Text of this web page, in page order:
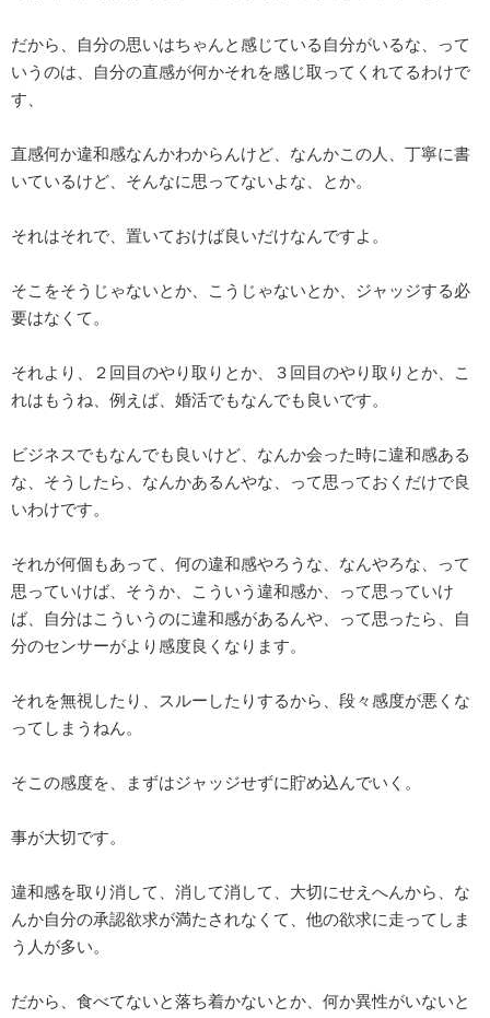
だから、自分の思いはちゃんと感じている自分がいるな、って
いうのは、自分の直感が何かそれを感じ取ってくれてるわけで
す、
直感何か違和感なんかわからんけど、なんかこの人、丁寧に書
いているけど、そんなに思ってないよな、とか。
それはそれで、置いておけば良いだけなんですよ。
そこをそうじゃないとか、こうじゃないとか、ジャッジする必
要はなくて。
それより、２回目のやり取りとか、３回目のやり取りとか、こ
れはもうね、例えば、婚活でもなんでも良いです。
ビジネスでもなんでも良いけど、なんか会った時に違和感ある
な、そうしたら、なんかあるんやな、って思っておくだけで良
いわけです。
それが何個もあって、何の違和感やろうな、なんやろな、って
思っていけば、そうか、こういう違和感か、って思っていけ
ば、自分はこういうのに違和感があるんや、って思ったら、自
分のセンサーがより感度良くなります。
それを無視したり、スルーしたりするから、段々感度が悪くな
ってしまうねん。
そこの感度を、まずはジャッジせずに貯め込んでいく。
事が大切です。
違和感を取り消して、消して消して、大切にせえへんから、な
んか自分の承認欲求が満たされなくて、他の欲求に走ってしま
う人が多い。
だから、食べてないと落ち着かないとか、何か異性がいないと